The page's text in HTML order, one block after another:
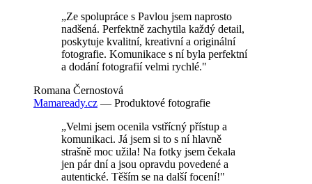
„Ze spolupráce s Pavlou jsem naprosto
nadšená. Perfektně zachytila každý detail,
poskytuje kvalitní, kreativní a originální
fotografie. Komunikace s ní byla perfektní
a dodání fotografií velmi rychlé."
Romana Černostová
Mamaready.cz — Produktové fotografie
„Velmi jsem ocenila vstřícný přístup a
komunikaci. Já jsem si to s ní hlavně
strašně moc užila! Na fotky jsem čekala
jen pár dní a jsou opravdu povedené a
autentické. Těším se na další focení!"